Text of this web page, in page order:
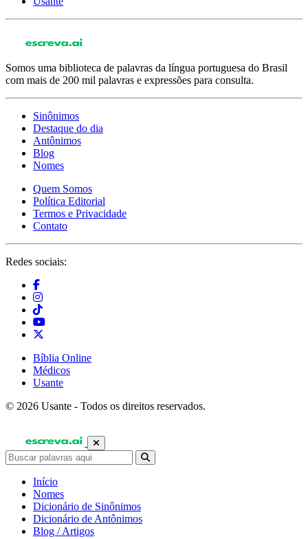
Somos uma biblioteca de palavras da língua portuguesa do Brasil
com mais de 200 mil palavras e expressões para consulta.
Sinônimos
Destaque do dia
Antônimos
Blog
Nomes
Quem Somos
Política Editorial
Termos e Privacidade
Contato
Redes sociais:
Bíblia Online
Médicos
Usante
© 2026 Usante - Todos os direitos reservados.
Início
Nomes
Dicionário de Sinônimos
Dicionário de Antônimos
Blog / Artigos